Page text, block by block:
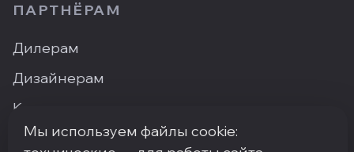
ПАРТНЁРАМ
Дилерам
Дизайнерам
Контакты
Где купить
Мы используем файлы cookie: